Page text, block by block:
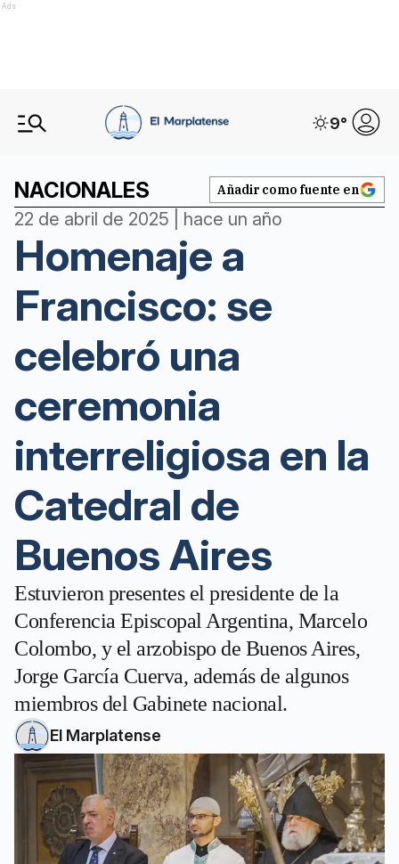
Ads
9°
NACIONALES Añadir como fuente en
22 de abril de 2025 | hace un año
Homenaje a
Francisco: se
celebró una
ceremonia
interreligiosa en la
Catedral de
Buenos Aires
Estuvieron presentes el presidente de la
Conferencia Episcopal Argentina, Marcelo
Colombo, y el arzobispo de Buenos Aires,
Jorge García Cuerva, además de algunos
miembros del Gabinete nacional.
El Marplatense